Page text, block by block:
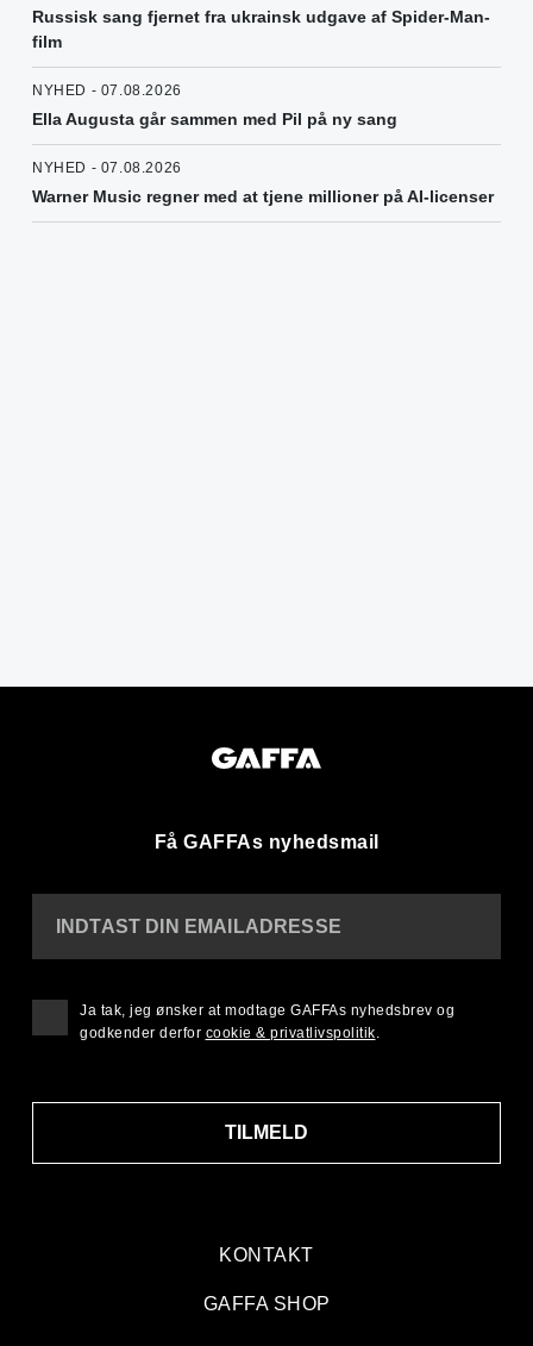
Russisk sang fjernet fra ukrainsk udgave af Spider-Man-
film
NYHED - 07.08.2026
Ella Augusta går sammen med Pil på ny sang
NYHED - 07.08.2026
Warner Music regner med at tjene millioner på AI-licenser
Få GAFFAs nyhedsmail
KONTAKT
GAFFA SHOP
INDTAST DIN EMAILADRESSE
TILMELD
Ja tak, jeg ønsker at modtage GAFFAs nyhedsbrev og
godkender derfor cookie & privatlivspolitik.